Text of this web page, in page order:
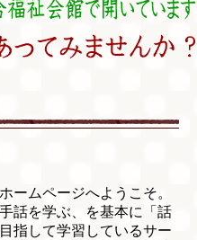
ームページへようこそ。
話を学ぶ、を基本に「話
指して学習しているサー